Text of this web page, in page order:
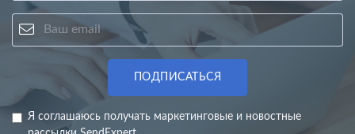
ПОДПИСАТЬСЯ
Я соглашаюсь получать маркетинговые и новостные